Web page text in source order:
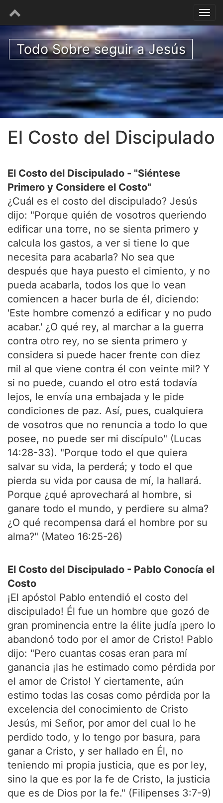
Todo Sobre seguir a Jesús
El Costo del Discipulado
El Costo del Discipulado - "Siéntese
Primero y Considere el Costo"
¿Cuál es el costo del discipulado? Jesús
dijo: "Porque quién de vosotros queriendo
edificar una torre, no se sienta primero y
calcula los gastos, a ver si tiene lo que
necesita para acabarla? No sea que
después que haya puesto el cimiento, y no
pueda acabarla, todos los que lo vean
comiencen a hacer burla de él, diciendo:
'Este hombre comenzó a edificar y no pudo
acabar.' ¿O qué rey, al marchar a la guerra
contra otro rey, no se sienta primero y
considera si puede hacer frente con diez
mil al que viene contra él con veinte mil? Y
si no puede, cuando el otro está todavía
lejos, le envía una embajada y le pide
condiciones de paz. Así, pues, cualquiera
de vosotros que no renuncia a todo lo que
posee, no puede ser mi discípulo" (Lucas
14:28-33). "Porque todo el que quiera
salvar su vida, la perderá; y todo el que
pierda su vida por causa de mí, la hallará.
Porque ¿qué aprovechará al hombre, si
ganare todo el mundo, y perdiere su alma?
¿O qué recompensa dará el hombre por su
alma?" (Mateo 16:25-26)
El Costo del Discipulado - Pablo Conocía el
Costo
¡El apóstol Pablo entendió el costo del
discipulado! Él fue un hombre que gozó de
gran prominencia entre la élite judía ¡pero lo
abandonó todo por el amor de Cristo! Pablo
dijo: "Pero cuantas cosas eran para mí
ganancia ¡las he estimado como pérdida por
el amor de Cristo! Y ciertamente, aún
estimo todas las cosas como pérdida por la
excelencia del conocimiento de Cristo
Jesús, mi Señor, por amor del cual lo he
perdido todo, y lo tengo por basura, para
ganar a Cristo, y ser hallado en Él, no
teniendo mi propia justicia, que es por ley,
sino la que es por la fe de Cristo, la justicia
que es de Dios por la fe." (Filipenses 3:7-9)